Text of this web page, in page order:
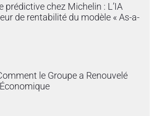
prédictive chez Michelin : L’IA
de rentabilité du modèle « As-a-
le Groupe a Renouvelé